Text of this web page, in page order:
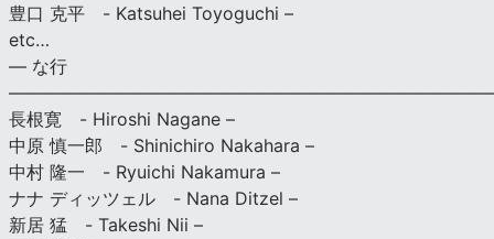
豊口 克平 - Katsuhei Toyoguchi –
etc…
— な行
長根寛 - Hiroshi Nagane –
中原 慎一郎 - Shinichiro Nakahara –
中村 隆一 - Ryuichi Nakamura –
ナナ ディッツェル - Nana Ditzel –
新居 猛 - Takeshi Nii –